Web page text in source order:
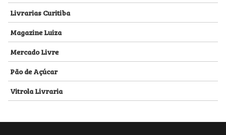
Livrarias Curitiba
Magazine Luiza
Mercado Livre
Pão de Açúcar
Vitrola Livraria